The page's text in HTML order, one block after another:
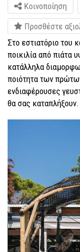
Κοινοποίηση
Προσθέστε
Στο εστιατόριο του
ποικιλία από πιάτα
κατάλληλα
ποιότητα των
ενδιαφέρουσες
θα σας καταπλήξουν.